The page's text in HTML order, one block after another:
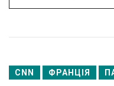
CNN ФРАНЦІЯ